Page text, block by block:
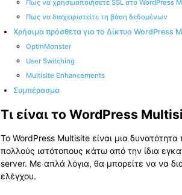
Πως να χρησιμοποιήσετε SSL στο WordPress
Πως να διαχειριστείτε τη βάση δεδομένων
Χρήσιμα πρόσθετα για το Δίκτυο WordPress
OptinMonster
User Switching
Multisite Enhancements
Συμπέρασμα
Τι είναι το WordPress
Το WordPress Multisite είναι μια δυνατότητα
πολλούς ιστότοπους κάτω από την ίδια
server. Με απλά λόγια, θα μπορείτε να να
ελέγχου.